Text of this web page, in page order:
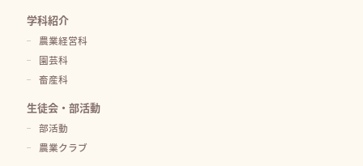
学科紹介
農業経営科
園芸科
畜産科
生徒会・部活動
部活動
農業クラブ